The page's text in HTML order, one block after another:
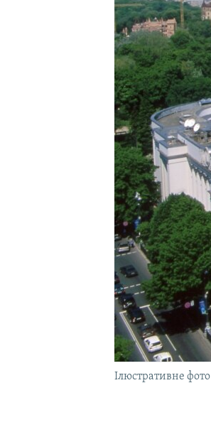
УКРАЇНСЬКА ПРОБЛЕМА КРИМУ
Ілюстративне фото